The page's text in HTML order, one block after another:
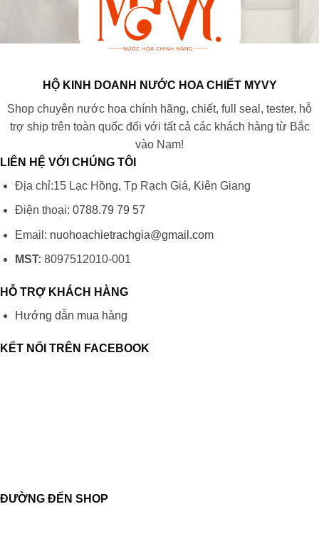
HỘ KINH DOANH NƯỚC HOA CHIẾT MYVY
Shop chuyên nước hoa chính hãng, chiết, full seal, tester, hỗ
trợ ship trên toàn quốc đối với tất cả các khách hàng từ Bắc
vào Nam!
LIÊN HỆ VỚI CHÚNG TÔI
Địa chỉ:15 Lạc Hồng, Tp Rạch Giá, Kiên Giang
Điện thoại: 0788.79 79 57
Email: nuohoachietrachgia@gmail.com
MST: 8097512010-001
HỖ TRỢ KHÁCH HÀNG
Hướng dẫn mua hàng
KẾT NỐI TRÊN FACEBOOK
ĐƯỜNG ĐẾN SHOP